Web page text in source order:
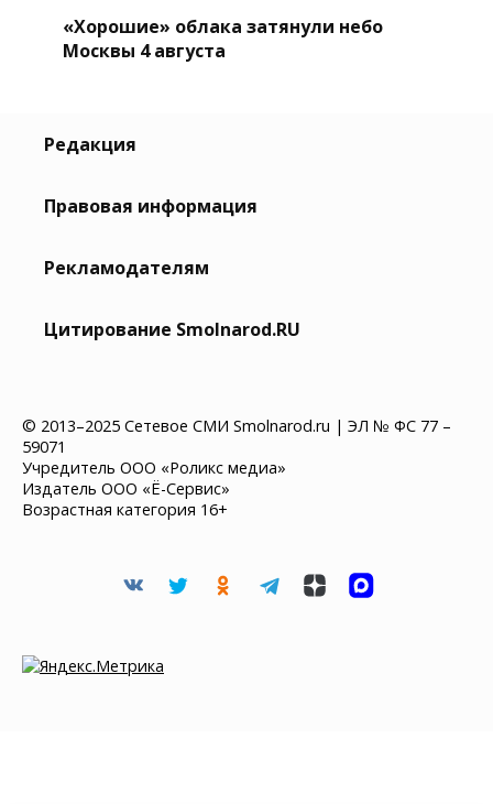
«Хорошие» облака затянули небо
Москвы 4 августа
Редакция
Правовая информация
Рекламодателям
Цитирование Smolnarod.RU
© 2013–2025 Сетевое СМИ Smolnarod.ru | ЭЛ № ФС 77 –
59071
Учредитель ООО «Роликс медиа»
Издатель ООО «Ё-Сервис»
Возрастная категория 16+